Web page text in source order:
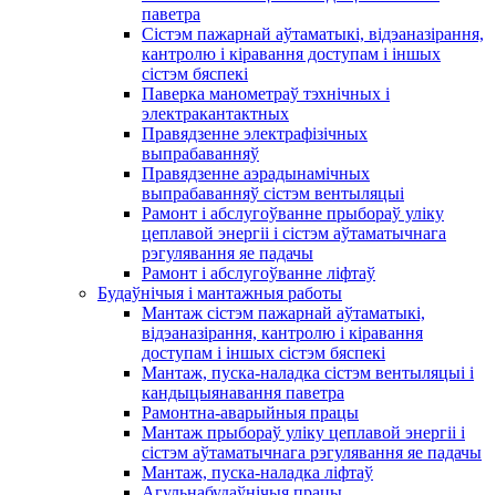
паветра
Сістэм пажарнай аўтаматыкі, відэаназірання,
кантролю і кіравання доступам і іншых
сістэм бяспекі
Паверка манометраў тэхнічных і
электракантактных
Правядзенне электрафізічных
выпрабаванняў
Правядзенне аэрадынамічных
выпрабаванняў сістэм вентыляцыі
Рамонт і абслугоўванне прыбораў уліку
цеплавой энергіі і сістэм аўтаматычнага
рэгулявання яе падачы
Рамонт і абслугоўванне ліфтаў
Будаўнічыя і мантажныя работы
Мантаж сістэм пажарнай аўтаматыкі,
відэаназірання, кантролю і кіравання
доступам і іншых сістэм бяспекі
Мантаж, пуска-наладка сістэм вентыляцыі і
кандыцыянавання паветра
Рамонтна-аварыйныя працы
Мантаж прыбораў уліку цеплавой энергіі і
сістэм аўтаматычнага рэгулявання яе падачы
Мантаж, пуска-наладка ліфтаў